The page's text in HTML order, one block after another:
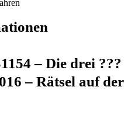
– Die drei ???
– Rätsel auf der